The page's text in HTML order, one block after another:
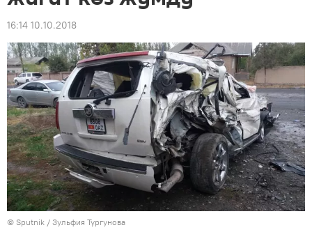
16:14 10.10.2018
© Sputnik / Зульфия Тургунова